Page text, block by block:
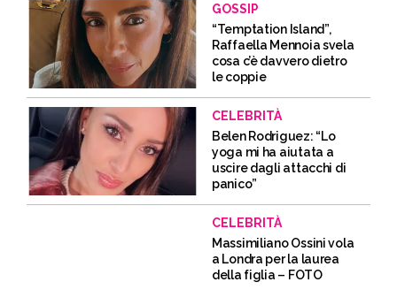
GOSSIP
“Temptation Island”,
Raffaella Mennoia svela
cosa c’è davvero dietro
le coppie
CELEBRITÀ
Belen Rodriguez: “Lo
yoga mi ha aiutata a
uscire dagli attacchi di
panico”
CELEBRITÀ
Massimiliano Ossini vola
a Londra per la laurea
della figlia – FOTO